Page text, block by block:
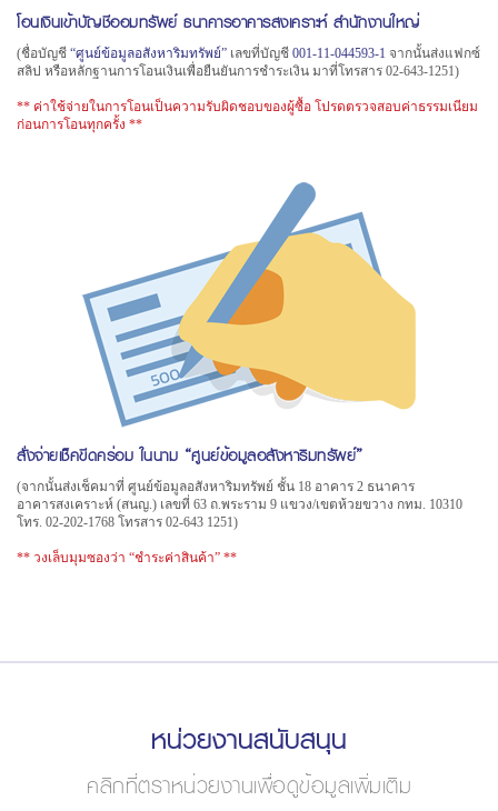
โอนเงินเข้าบัญชีออมทรัพย์ ธนาคารอาคารสงเคราะห์ สำนักงานใหญ่
(ชื่อบัญชี “ศูนย์ข้อมูลอสังหาริมทรัพย์” เลขที่บัญชี 001-11-044593-1 จากนั้นส่งแฟกซ์
สลิป หรือหลักฐานการโอนเงินเพื่อยืนยันการชำระเงิน มาที่โทรสาร 02-643-1251)
** ค่าใช้จ่ายในการโอนเป็นความรับผิดชอบของผู้ซื้อ โปรดตรวจสอบค่าธรรมเนียม
ก่อนการโอนทุกครั้ง **
สั่งจ่ายเช็คขีดคร่อม ในนาม “ศูนย์ข้อมูลอสังหาริมทรัพย์”
(จากนั้นส่งเช็คมาที่ ศูนย์ข้อมูลอสังหาริมทรัพย์ ชั้น 18 อาคาร 2 ธนาคาร
อาคารสงเคราะห์ (สนญ.) เลขที่ 63 ถ.พระราม 9 แขวง/เขตห้วยขวาง กทม. 10310
โทร. 02-202-1768 โทรสาร 02-643 1251)
** วงเล็บมุมซองว่า “ชำระค่าสินค้า” **
หน่วยงานสนับสนุน
คลิกที่ตราหน่วยงานเพื่อดูข้อมูลเพิ่มเติม